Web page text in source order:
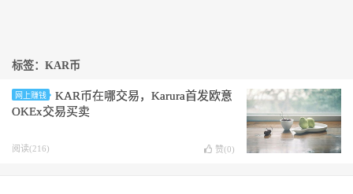
标签：KAR币
网上赚钱
KAR币在哪交易，Karura首发欧意
OKEx交易买卖
阅读(216) 赞(0)